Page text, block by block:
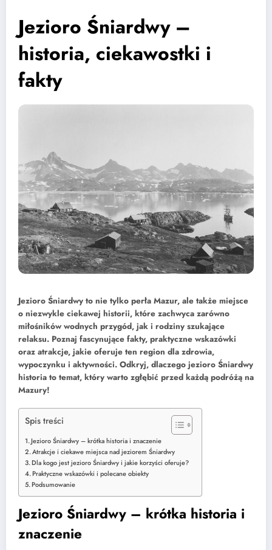
Jezioro Śniardwy –
historia, ciekawostki i
fakty
Jezioro Śniardwy to nie tylko perła Mazur, ale także miejsce
o niezwykle ciekawej historii, które zachwyca zarówno
miłośników wodnych przygód, jak i rodziny szukające
relaksu. Poznaj fascynujące fakty, praktyczne wskazówki
oraz atrakcje, jakie oferuje ten region dla zdrowia,
wypoczynku i aktywności. Odkryj, dlaczego jezioro Śniardwy
historia to temat, który warto zgłębić przed każdą podróżą na
Mazury!
Spis treści
Jezioro Śniardwy – krótka historia i znaczenie
Atrakcje i ciekawe miejsca nad jeziorem Śniardwy
Dla kogo jest jezioro Śniardwy i jakie korzyści oferuje?
Praktyczne wskazówki i polecane obiekty
Podsumowanie
Jezioro Śniardwy – krótka historia i
znaczenie